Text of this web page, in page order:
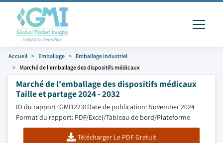
Accueil Emballage
Emballage industriel
Marché de l'emballage des dispositifs médicaux
Marché de l'emballage des dispositifs médicaux
Taille et partage 2024 - 2032
ID du rapport: GMI12231Date de publication: November 2024
Format du rapport: PDF/Excel/Tableau de bord/Plateforme
Télécharger Le PDF Gratuit